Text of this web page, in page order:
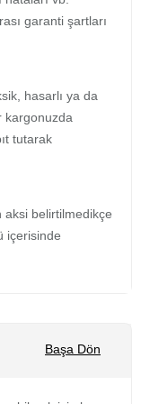
garanti şartları
hasarlı ya da
kargonuzda
tutarak
belirtilmedikçe
içerisinde
Başa Dön